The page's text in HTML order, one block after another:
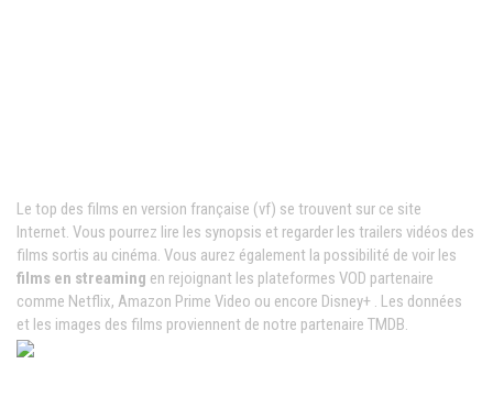
Le top des films en version française (vf) se trouvent sur ce site
Internet. Vous pourrez lire les synopsis et regarder les trailers vidéos des
films sortis au cinéma. Vous aurez également la possibilité de voir les
films en streaming en rejoignant les plateformes VOD partenaire
comme Netflix, Amazon Prime Video ou encore Disney+ . Les données
et les images des films proviennent de notre partenaire TMDB.